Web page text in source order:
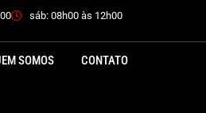
sáb: 08h00 às 12h00
SOMOS CONTATO